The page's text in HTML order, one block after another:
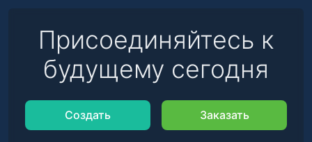
Присоединяйтесь к
будущему сегодня
Создать Заказать